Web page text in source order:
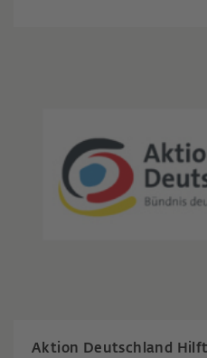
Aktion Deutschland Hilft